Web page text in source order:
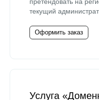
текущий
Оформить заказ
Услуга